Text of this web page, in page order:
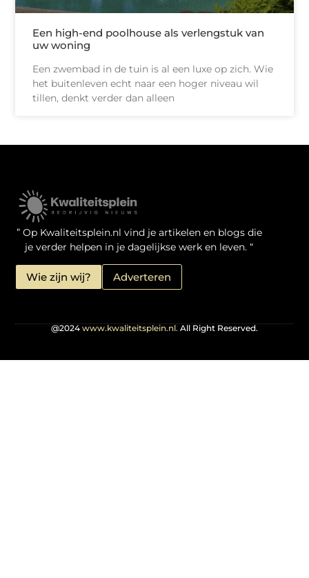
Een high-end poolhouse als verlengstuk van
uw woning
Een zwembad in de tuin is al een luxe op zich. Wie
het buitenleven echt naar een hoger niveau wil
tillen, denkt verder dan alleen
” Op Kwaliteitsplein.nl vind je artikelen en blogs die
je verder helpen in je dagelijkse werk en leven. “
Wie zijn wij? Adverteren
@2024 www.kwaliteitsplein.nl. All Right Reserved.